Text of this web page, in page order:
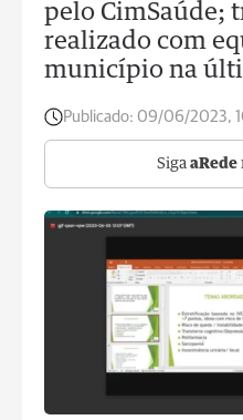
pelo CimSaúde;
realizado com
município na
Publicado: 09/06/2023,
Siga aRede